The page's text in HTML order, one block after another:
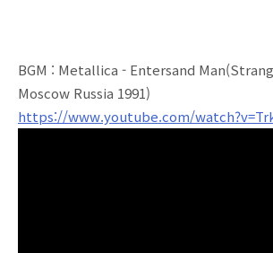
BGM : Metallica - Entersand
Moscow Russia 1991)
https://www.youtube.com/